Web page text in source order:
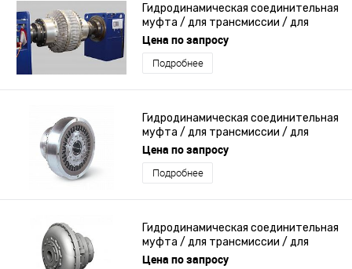
Гидродинамическая соединительная
муфта / для трансмиссии / для
двигателя / для машины
Цена по запросу
Подробнее
Гидродинамическая соединительная
муфта / для трансмиссии / для
двигателя / из чугуна
Цена по запросу
Подробнее
Гидродинамическая соединительная
муфта / для трансмиссии / для
насоса / для промышленности
Цена по запросу